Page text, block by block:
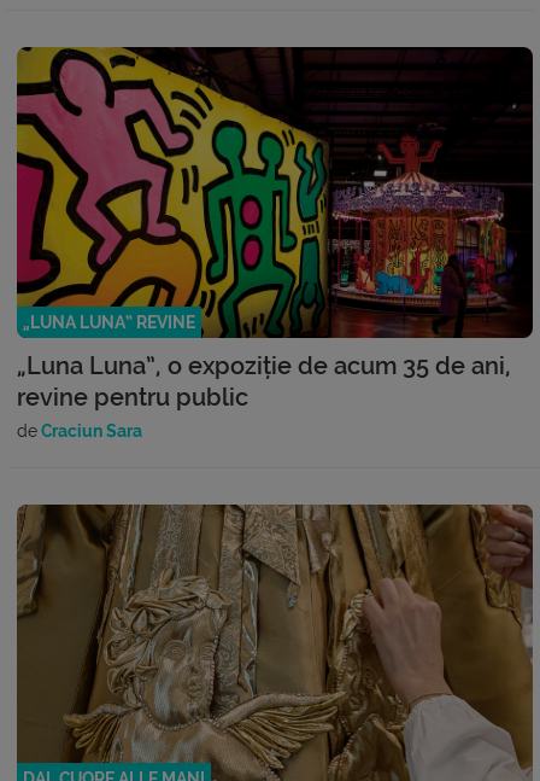
„LUNA LUNA” REVINE
„Luna Luna”, o expoziție de acum 35 de ani,
revine pentru public
deCraciun Sara